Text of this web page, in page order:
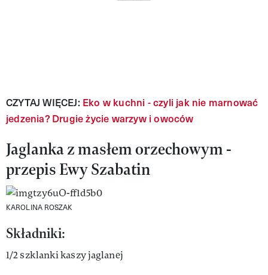
CZYTAJ WIĘCEJ: Eko w kuchni - czyli jak nie marnować
jedzenia? Drugie życie warzyw i owoców
Jaglanka z masłem orzechowym -
przepis Ewy Szabatin
KAROLINA ROSZAK
Składniki:
1/2 szklanki kaszy jaglanej